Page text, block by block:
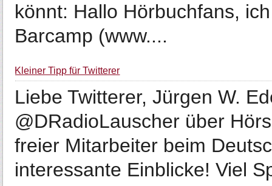
könnt: Hallo Hörbuchfans,
Barcamp (www....
Kleiner Tipp für Twitterer
Liebe Twitterer, Jürgen W.
@DRadioLauscher über
freier Mitarbeiter beim
interessante Einblicke! Viel